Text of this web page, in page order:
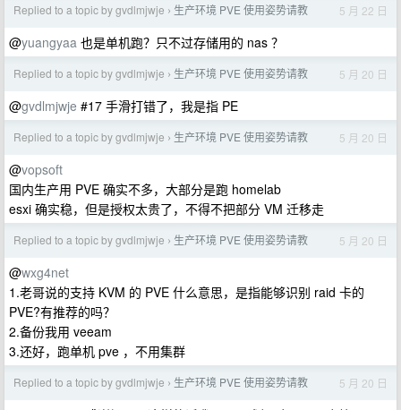
Replied to a topic by gvdlmjwje › 生产环境 PVE 使用姿势请教 5 月 22 日
@yuangyaa 也是单机跑？只不过存储用的 nas ？
Replied to a topic by gvdlmjwje › 生产环境 PVE 使用姿势请教 5 月 20 日
@gvdlmjwje #17 手滑打错了，我是指 PE
Replied to a topic by gvdlmjwje › 生产环境 PVE 使用姿势请教 5 月 20 日
@vopsoft
国内生产用 PVE 确实不多，大部分是跑 homelab
esxi 确实稳，但是授权太贵了，不得不把部分 VM 迁移走
Replied to a topic by gvdlmjwje › 生产环境 PVE 使用姿势请教 5 月 20 日
@wxg4net
1.老哥说的支持 KVM 的 PVE 什么意思，是指能够识别 raid 卡的
PVE?有推荐的吗？
2.备份我用 veeam
3.还好，跑单机 pve ，不用集群
Replied to a topic by gvdlmjwje › 生产环境 PVE 使用姿势请教 5 月 20 日